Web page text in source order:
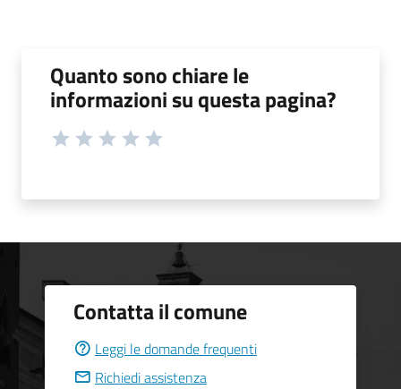
Quanto sono chiare le
informazioni su questa pagina?
Contatta il comune
Leggi le domande frequenti
Richiedi assistenza